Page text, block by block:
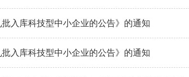
入库科技型中小企业的公告》的通知
入库科技型中小企业的公告》的通知